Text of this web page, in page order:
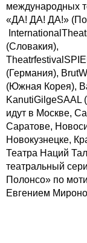
международных
«ДА! ДА! ДА!»
(Словакия),
(Германия),
(Южная Корея),
KanutiGilgeSAAL
идут в Москве,
Саратове,
Новокузнецке,
Театра Наций
театральный
Полонсо» по
Евгением